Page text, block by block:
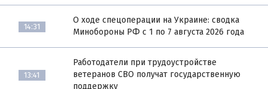
14:31
О ходе спецоперации на Украине: сводка
Минобороны РФ с 1 по 7 августа 2026 года
13:41
Работодатели при трудоустройстве
ветеранов СВО получат государственную
поддержку